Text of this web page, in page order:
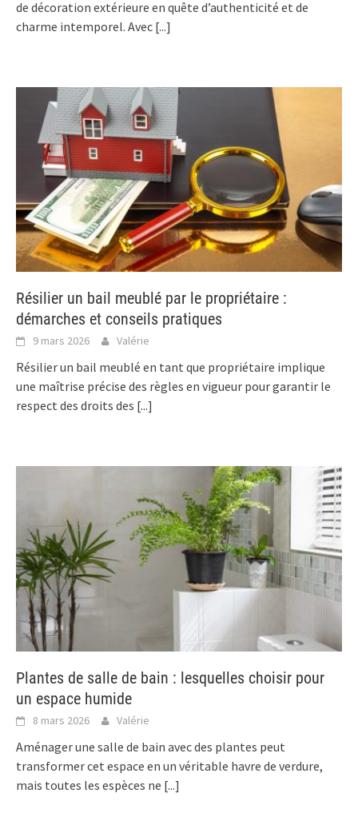
de décoration extérieure en quête d’authenticité et de
charme intemporel. Avec [...]
Résilier un bail meublé par le propriétaire :
démarches et conseils pratiques
9 mars 2026 Valérie
Résilier un bail meublé en tant que propriétaire implique
une maîtrise précise des règles en vigueur pour garantir le
respect des droits des [...]
Plantes de salle de bain : lesquelles choisir pour
un espace humide
8 mars 2026 Valérie
Aménager une salle de bain avec des plantes peut
transformer cet espace en un véritable havre de verdure,
mais toutes les espèces ne [...]